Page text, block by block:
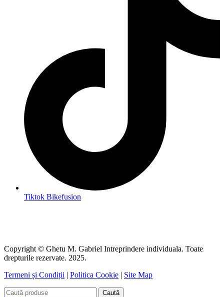
Tiktok Bikefusion
Copyright © Ghetu M. Gabriel Intreprindere individuala. Toate
drepturile rezervate. 2025.
Termeni și Condiții | Politica Cookie | Site Map
Caută